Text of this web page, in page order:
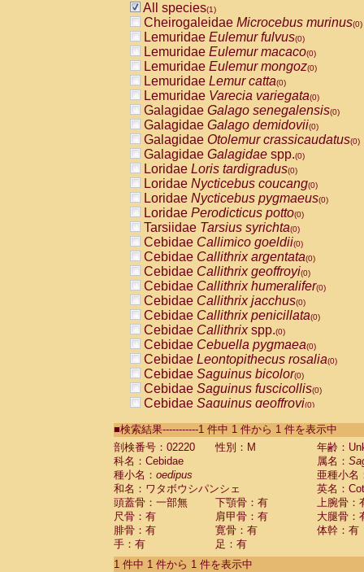
All species(1)
Cheirogaleidae Microcebus murinus(0)
Lemuridae Eulemur fulvus(0)
Lemuridae Eulemur macaco(0)
Lemuridae Eulemur mongoz(0)
Lemuridae Lemur catta(0)
Lemuridae Varecia variegata(0)
Galagidae Galago senegalensis(0)
Galagidae Galago demidovii(0)
Galagidae Otolemur crassicaudatus(0)
Galagidae Galagidae spp.(0)
Loridae Loris tardigradus(0)
Loridae Nycticebus coucang(0)
Loridae Nycticebus pygmaeus(0)
Loridae Perodicticus potto(0)
Tarsiidae Tarsius syrichta(0)
Cebidae Callimico goeldii(0)
Cebidae Callithrix argentata(0)
Cebidae Callithrix geoffroyi(0)
Cebidae Callithrix humeralifer(0)
Cebidae Callithrix jacchus(0)
Cebidae Callithrix penicillata(0)
Cebidae Callithrixspp.(0)
Cebidae Cebuella pygmaea(0)
Cebidae Leontopithecus rosalia(0)
Cebidae Saguinus bicolor(0)
Cebidae Saguinus fuscicollis(0)
Cebidae Saguinus geoffroyi(0)
CebidaeSaguinus labiatus(0)
Cebidae Saguinus leucopus (0)
Cebidae
Cebidae
CebidaeSaguinus nigricollis (0)
Cebidae Saguinus oedipus
Cebidae Saguinus weddelli
Cebidae Saguinusspp.
Cebidae Aotus trivirgatus
Cebidae Cebus albifrons
■検索結果-----------1 件中 1 件から 1 件を表示中
剖検番号：02220
性別：M
年齢：
科名：Cebidae
属名：
種小名： oedipus
亜種小名
和名：ワタボウシパンシェ
英名：
頭蓋骨：一部無
下顎骨：有
上腕骨：
尺骨：有
肩甲骨：有
大腿骨：
腓骨：有
寛骨：有
体幹：有
手：有
足：有
1 件中 1 件から 1 件を表示中